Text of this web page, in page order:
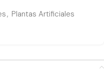
, Plantas Artificiales